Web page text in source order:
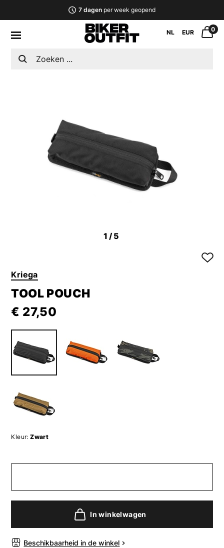
7 dagenper week geopend
NL EUR 0
1 /5
Kriega
TOOL POUCH
€ 27,50
Kleur: Zwart
In winkelwagen
Beschikbaarheid in de winkel